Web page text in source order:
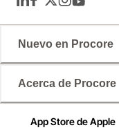
LinkedInFacebook
TwitterInstagram
YouTube
Nuevo en Procore
Acerca de Procore
App Store de Apple